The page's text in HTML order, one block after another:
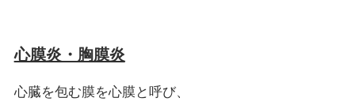
心膜炎・胸膜炎
心臓を包む膜を心膜と呼び、